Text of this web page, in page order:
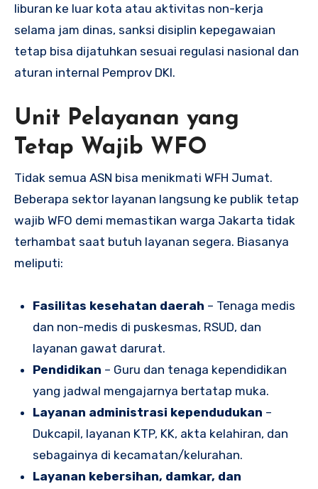
liburan ke luar kota atau aktivitas non-kerja
selama jam dinas, sanksi disiplin kepegawaian
tetap bisa dijatuhkan sesuai regulasi nasional dan
aturan internal Pemprov DKI.
Unit Pelayanan yang
Tetap Wajib WFO
Tidak semua ASN bisa menikmati WFH Jumat.
Beberapa sektor layanan langsung ke publik tetap
wajib WFO demi memastikan warga Jakarta tidak
terhambat saat butuh layanan segera. Biasanya
meliputi:
Fasilitas kesehatan daerah – Tenaga medis
dan non-medis di puskesmas, RSUD, dan
layanan gawat darurat.
Pendidikan – Guru dan tenaga kependidikan
yang jadwal mengajarnya bertatap muka.
Layanan administrasi kependudukan –
Dukcapil, layanan KTP, KK, akta kelahiran, dan
sebagainya di kecamatan/kelurahan.
Layanan kebersihan, damkar, dan